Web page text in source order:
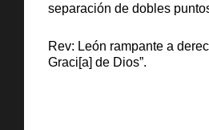
separación de dobles
Rev: León rampante a
Graci[a] de Dios”.